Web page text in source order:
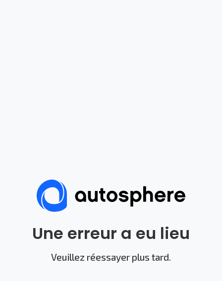
Une erreur a eu lieu
Veuillez réessayer plus tard.